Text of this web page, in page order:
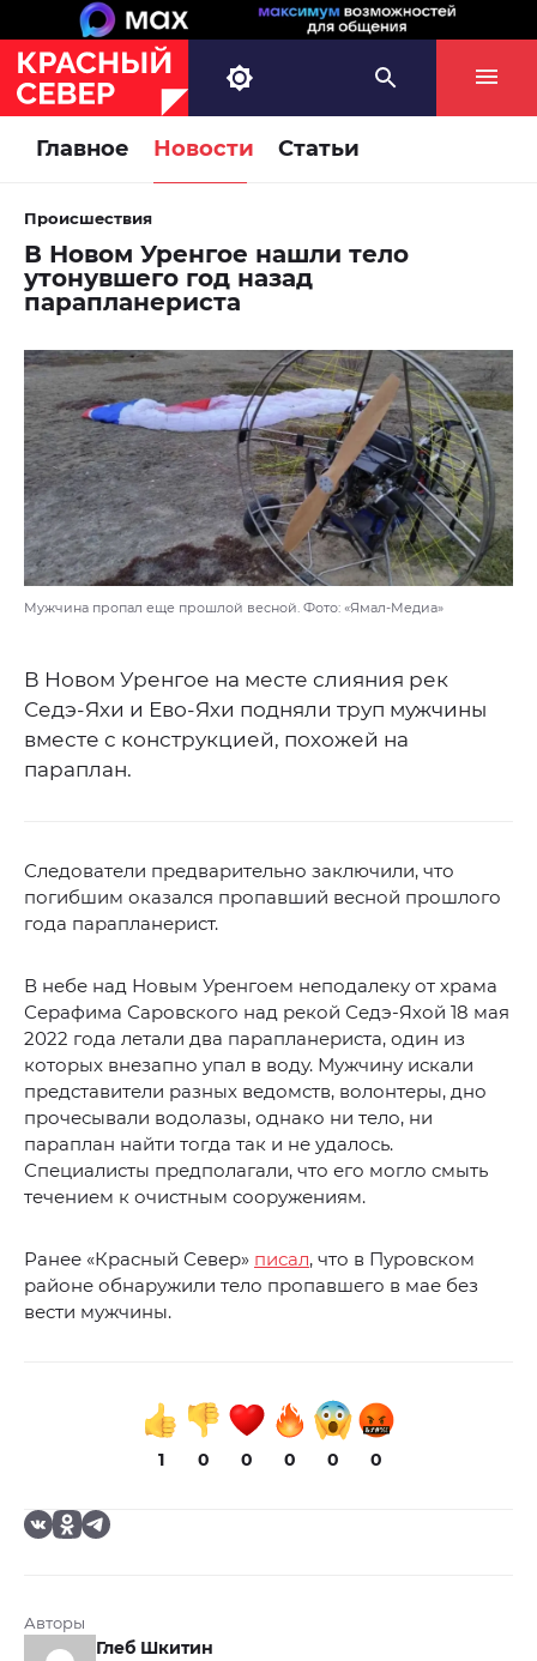
Главное Новости Статьи
Происшествия
В Новом Уренгое нашли тело
утонувшего год назад
парапланериста
Мужчина пропал еще прошлой весной. Фото: «Ямал-Медиа»
В Новом Уренгое на месте слияния рек
Седэ-Яхи и Ево-Яхи подняли труп мужчины
вместе с конструкцией, похожей на
параплан.
Следователи предварительно заключили, что
погибшим оказался пропавший весной прошлого
года парапланерист.
В небе над Новым Уренгоем неподалеку от храма
Серафима Саровского над рекой Седэ-Яхой 18 мая
2022 года летали два парапланериста, один из
которых внезапно упал в воду. Мужчину искали
представители разных ведомств, волонтеры, дно
прочесывали водолазы, однако ни тело, ни
параплан найти тогда так и не удалось.
Специалисты предполагали, что его могло смыть
течением к очистным сооружениям.
Ранее «Красный Север» писал, что в Пуровском
районе обнаружили тело пропавшего в мае без
вести мужчины.
1 0 0 0 0 0
Авторы
Глеб Шкитин